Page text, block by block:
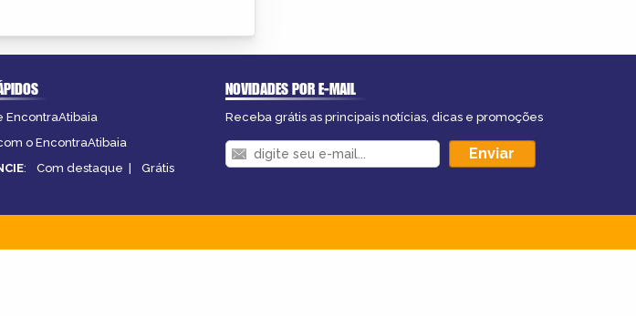
EncontraAtibaia
o EncontraAtibaia
: Com destaque | Grátis
NOVIDADES POR E-MAIL
Receba grátis as principais notícias, dicas e promoções